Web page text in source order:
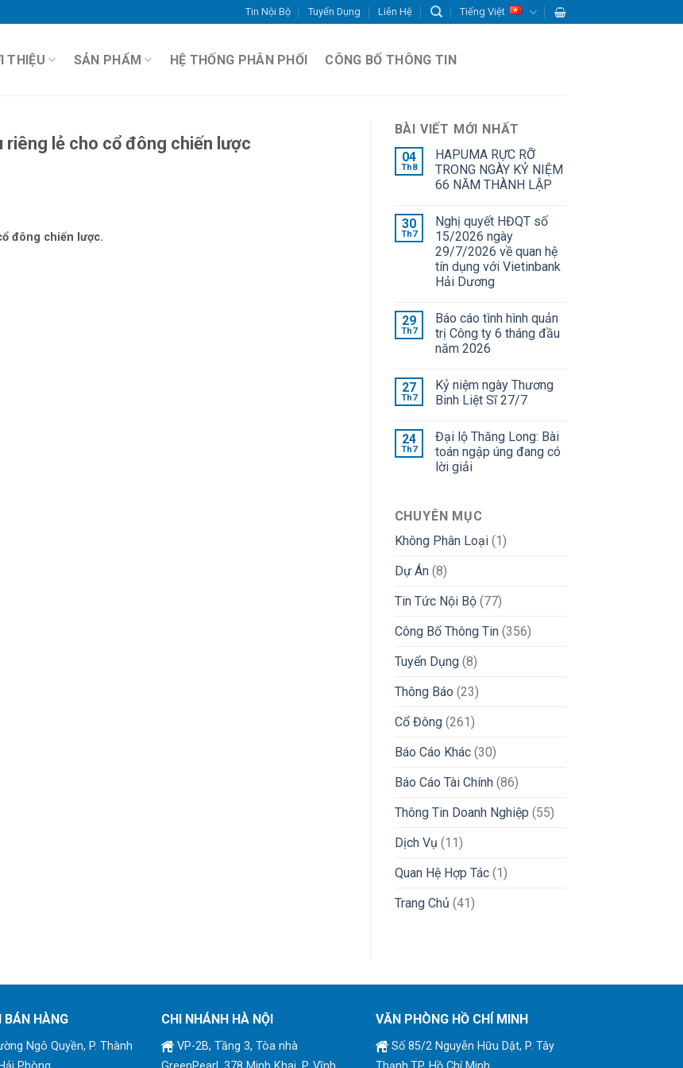
Tin Nội Bộ Tuyển Dụng Liên Hệ Tiếng Việt
THIỆU SẢN PHẨM HỆ THỐNG PHÂN PHỐI CÔNG BỐ THÔNG TIN
riêng lẻ cho cổ đông chiến lược
đông chiến lược.
BÀI VIẾT MỚI NHẤT
04
Th8
HAPUMA RỰC RỠ
TRONG NGÀY KỶ NIỆM
66 NĂM THÀNH LẬP
30
Th7
Nghị quyết HĐQT số
15/2026 ngày
29/7/2026 về quan hệ
tín dụng với Vietinbank
Hải Dương
29
Th7
Báo cáo tình hình quản
trị Công ty 6 tháng đầu
năm 2026
27
Th7
Kỷ niệm ngày Thương
Binh Liệt Sĩ 27/7
24
Th7
Đại lộ Thăng Long: Bài
toán ngập úng đang có
lời giải
CHUYÊN MỤC
Không Phân Loại(1)
Dự Án(8)
Tin Tức Nội Bộ(77)
Công Bố Thông Tin(356)
Tuyển Dụng(8)
Thông Báo (23)
Cổ Đông(261)
Báo Cáo Khác(30)
Báo Cáo Tài Chính(86)
Thông Tin Doanh Nghiệp (55)
Dịch Vụ (11)
Quan Hệ Hợp Tác(1)
Trang Chủ (41)
BÁN HÀNG
Ngô Quyền, P. Thành
CHI NHÁNH HÀ NỘI
VP-2B, Tầng 3, Tòa nhà
VĂN PHÒNG HỒ CHÍ MINH
Số 85/2 Nguyễn Hữu Dật, P. Tây